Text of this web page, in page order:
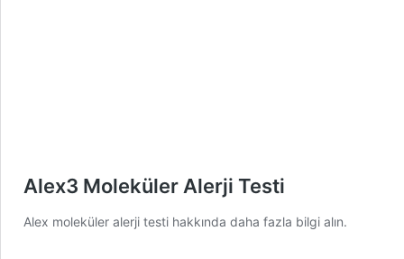
Alex3 Moleküler Alerji Testi
Alex moleküler alerji testi hakkında daha fazla bilgi alın.